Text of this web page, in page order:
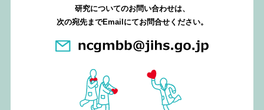
研究についてのお問い合わせは、
次の宛先までEmailにてお問合せください。